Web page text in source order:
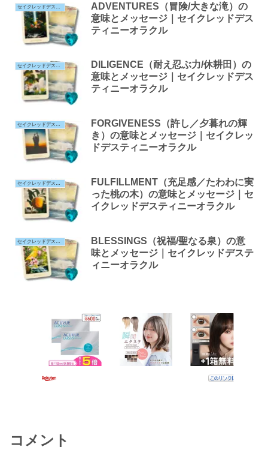
セイクレッドデスティニー
ADVENTURES（冒険/大きな滝）の
意味とメッセージ｜セイクレッドデス
ティニーオラクル
セイクレッドデスティニー
DILIGENCE（耐え忍ぶ力/休耕田）の
意味とメッセージ｜セイクレッドデス
ティニーオラクル
セイクレッドデスティニー
FORGIVENESS（許し／夕暮れの輝
き）の意味とメッセージ｜セイクレッ
ドデスティニーオラクル
FULFILLMENT（充足感／たわわに実
った桃の木）の意味とメッセージ｜セ
イクレッドデスティニーオラクル
セイクレッドデスティニー
BLESSINGS（祝福/聖なる泉）の意
味とメッセージ｜セイクレッドデステ
ィニーオラクル
コメント